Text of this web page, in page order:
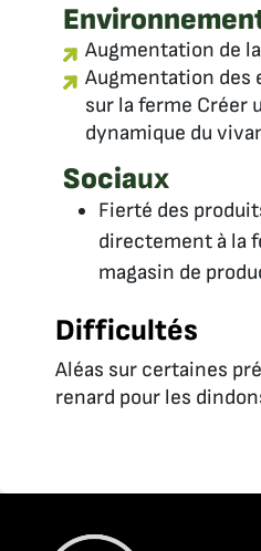
Augmentation de
Augmentation des
sur la ferme Créer
dynamique du
Sociaux
Fierté des
directement à la
magasin de
Difficultés
Aléas sur certaines
renard pour les